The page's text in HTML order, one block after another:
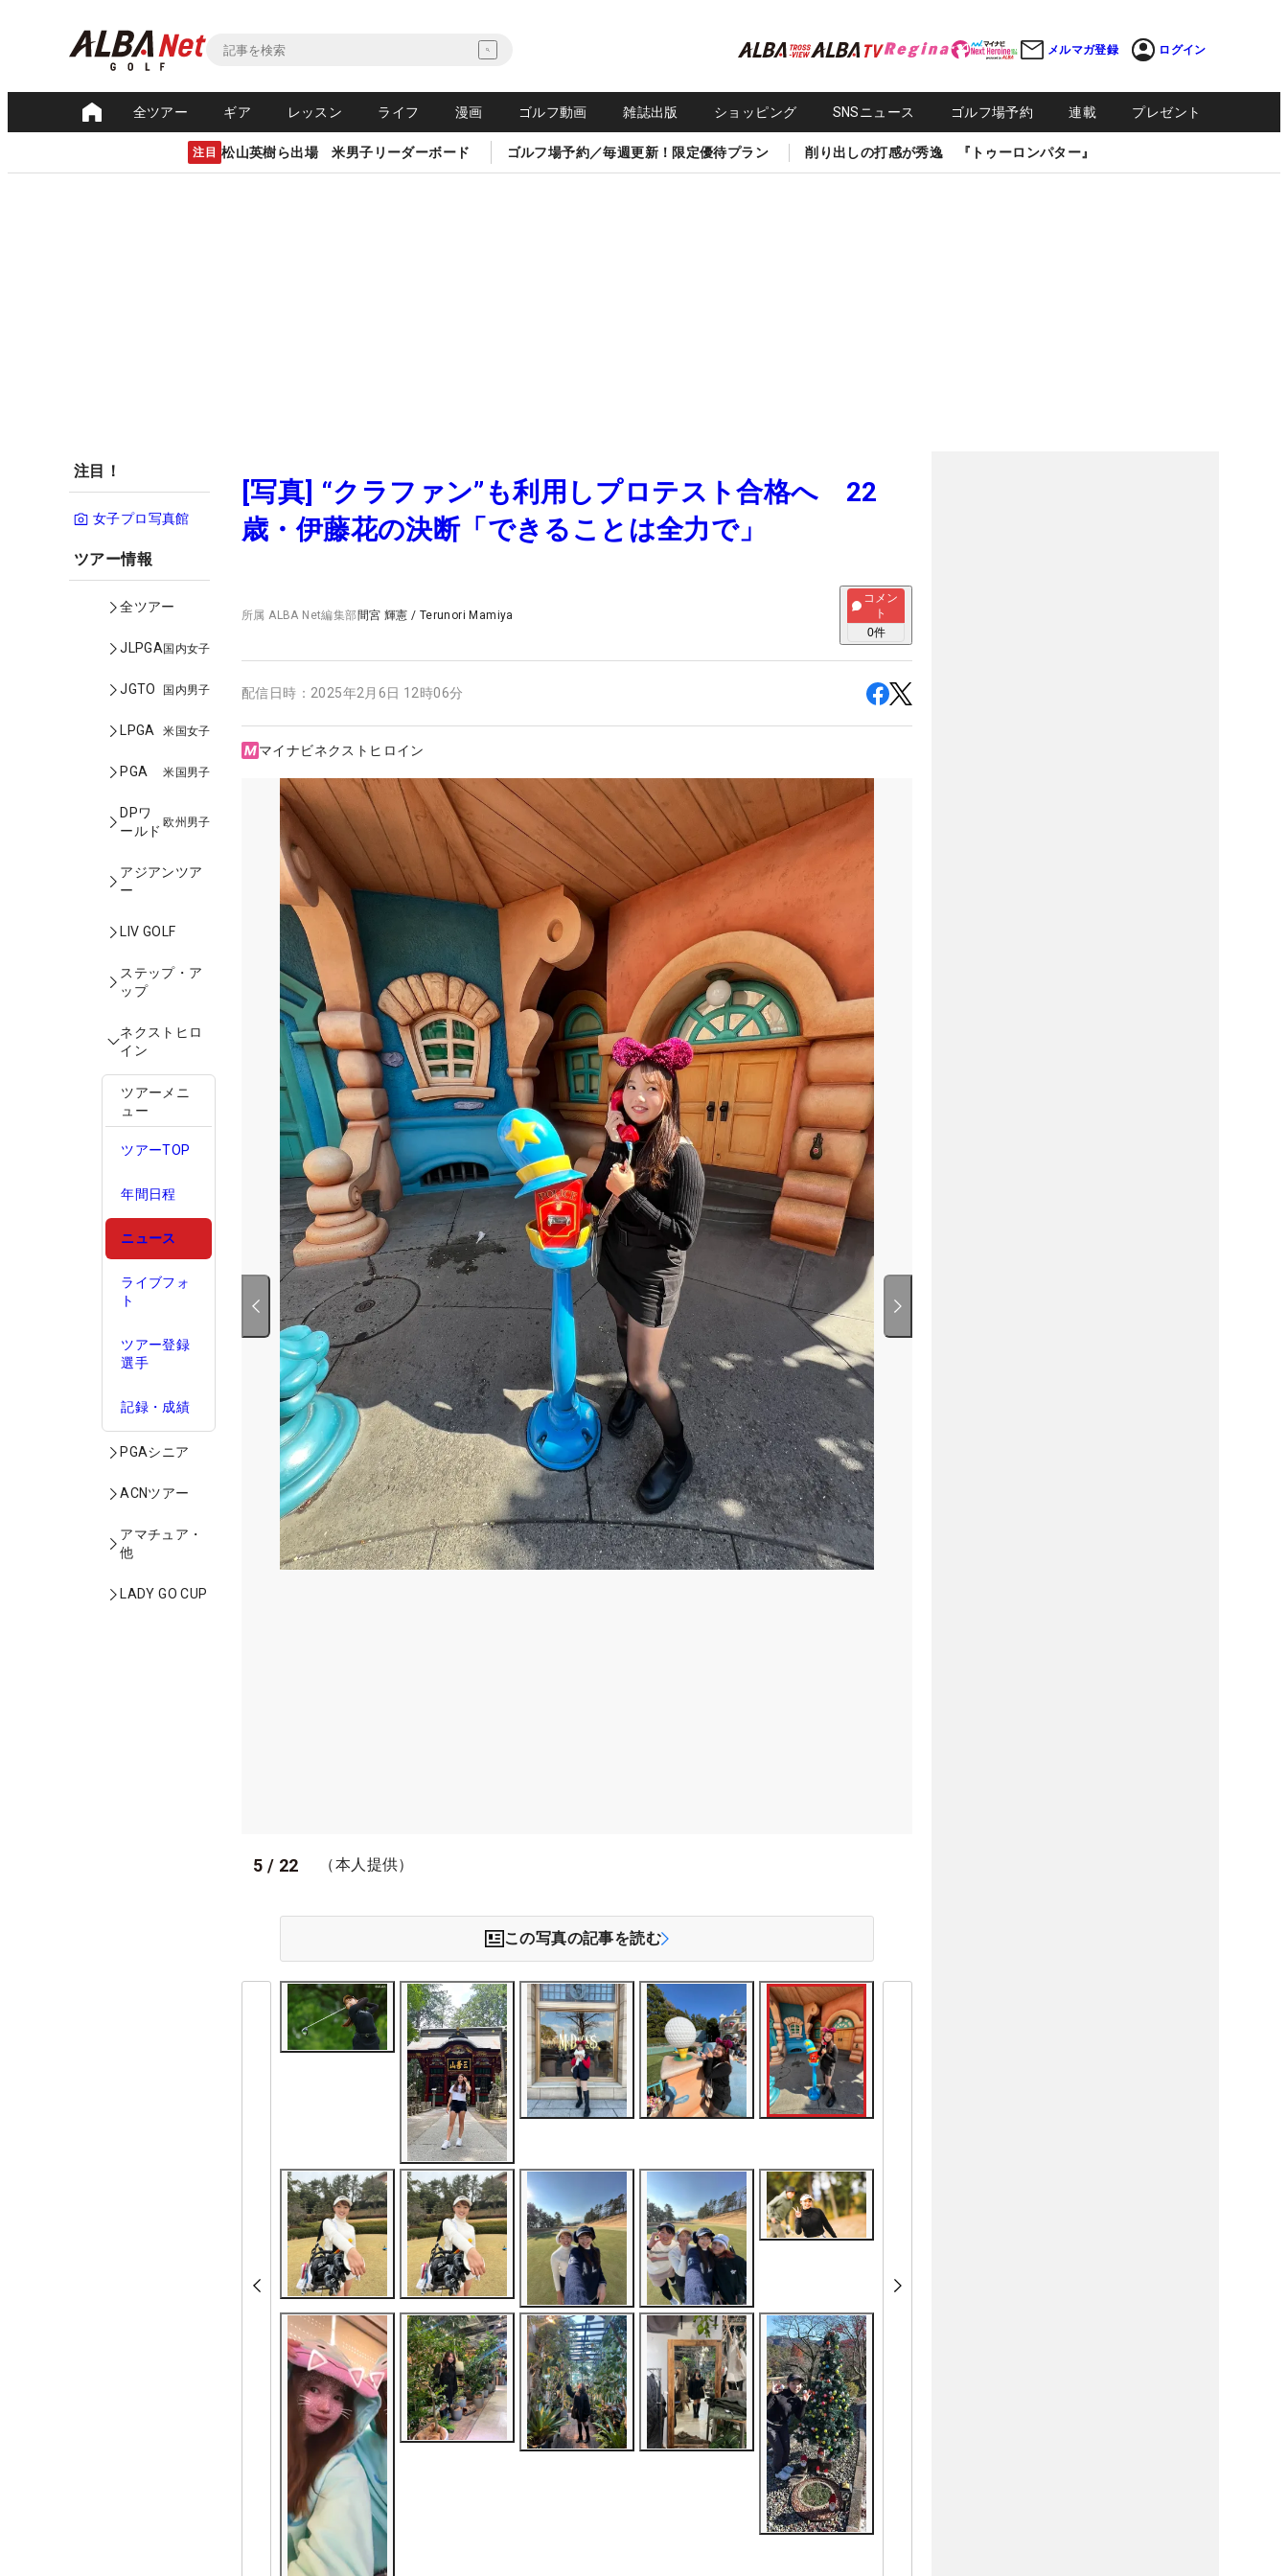
メルマガ登録 ログイン
全ツアー ギア レッスン ライフ 漫画 ゴルフ動画 雑誌出版 ショッピング SNSニュース ゴルフ場予約 連載 プレゼント
注目 松山英樹ら出場 米男子リーダーボード ゴルフ場予約／毎週更新！限定優待プラン 削り出しの打感が秀逸 『トゥーロンパター』
注目！
女子プロ写真館
ツアー情報
全ツアー
JLPGA国内女子
JGTO 国内男子
LPGA 米国女子
PGA 米国男子
DPワ
ールド
欧州男子
アジアンツア
ー
LIV GOLF
ステップ・ア
ップ
ネクストヒロ
イン
ツアーメニ
ュー
ツアーTOP
年間日程
ニュース
ライブフォ
ト
ツアー登録
選手
記録・成績
PGAシニア
ACNツアー
アマチュア・
他
LADY GO CUP
[写真] “クラファン”も利用しプロテスト合格へ 22
歳・伊藤花の決断「できることは全力で」
所属ALBA Net編集部間宮 輝憲 / Terunori Mamiya
コメン
ト
0件
配信日時： 2025年2月6日 12時06分
マイナビネクストヒロイン
5 / 22 （本人提供）
この写真の記事を読む